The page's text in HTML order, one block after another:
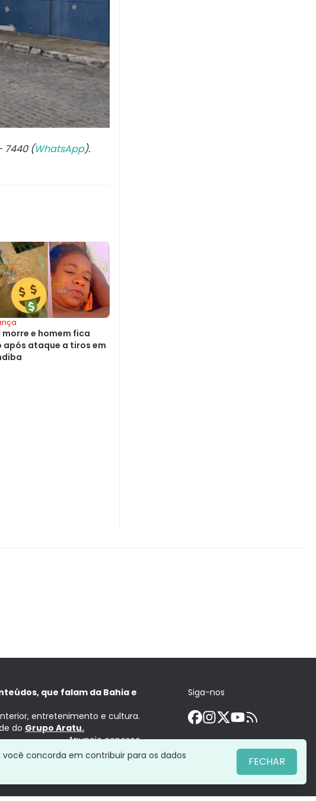
7440 (WhatsApp).
morre e homem fica
após ataque a tiros em
que falam da Bahia e
entretenimento e cultura.
do Grupo Aratu.
Anuncie conosco
Siga-nos
você concorda em contribuir para os dados
FECHAR